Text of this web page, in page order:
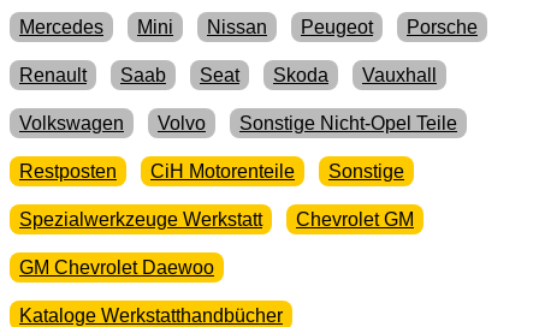
Mercedes Mini Nissan Peugeot Porsche
Renault Saab Seat Skoda Vauxhall
Volkswagen Volvo Sonstige Nicht-Opel Teile
Restposten CiH Motorenteile Sonstige
Spezialwerkzeuge Werkstatt Chevrolet GM
GM Chevrolet Daewoo
Kataloge Werkstatthandbücher